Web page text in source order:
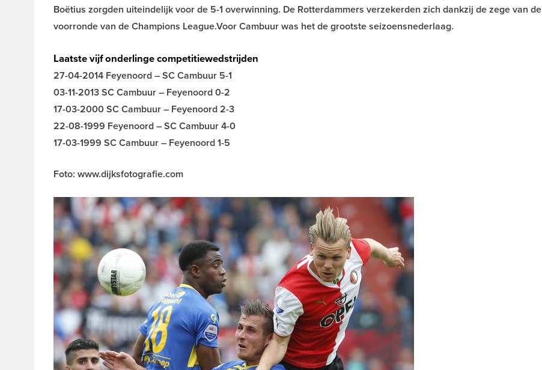
Boëtius zorgden uiteindelijk voor de 5-1 overwinning. De Rotterdammers verzekerden zich dankzij de zege van de
voorronde van de Champions League.Voor Cambuur was het de grootste seizoensnederlaag.
Laatste vijf onderlinge competitiewedstrijden
27-04-2014 Feyenoord – SC Cambuur 5-1
03-11-2013 SC Cambuur – Feyenoord 0-2
17-03-2000 SC Cambuur – Feyenoord 2-3
22-08-1999 Feyenoord – SC Cambuur 4-0
17-03-1999 SC Cambuur – Feyenoord 1-5
Foto: www.dijksfotografie.com